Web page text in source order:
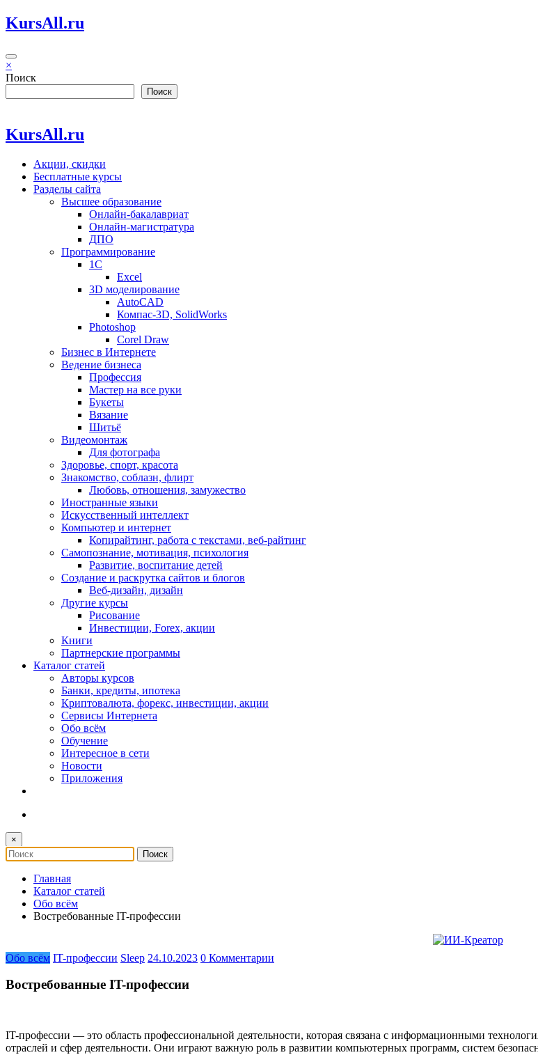
Перейти
к
KursAll.ru
×
Поиск
Поиск
KursAll.ru
Акции, скидки
Бесплатные курсы
Разделы сайта
Высшее образование
Онлайн-бакалавриат
Онлайн-магистратура
ДПО
Программирование
1С
Excel
3D моделирование
AutoCAD
Компас-3D, SolidWorks
Photoshop
Corel Draw
Бизнес в Интернете
Ведение бизнеса
Профессия
Мастер на все руки
Букеты
Вязание
Шитьё
Видеомонтаж
Для фотографа
Здоровье, спорт, красота
Знакомство, соблазн, флирт
Любовь, отношения, замужество
Иностранные языки
Искусственный интеллект
Компьютер и интернет
Копирайтинг, работа с текстами, веб-райтинг
Самопознание, мотивация, психология
Развитие, воспитание детей
Создание и раскрутка сайтов и блогов
Веб-дизайн, дизайн
Другие курсы
Рисование
Инвестиции, Forex, акции
Книги
Партнерские программы
Каталог статей
Авторы курсов
Банки, кредиты, ипотека
Криптовалюта, форекс, инвестиции, акции
Сервисы Интернета
Обо всём
Обучение
Интересное в сети
Новости
Приложения
×
Главная
Каталог статей
Обо всём
Востребованные IT-профессии
Обо всём IT-профессии Sleep 24.10.2023 0 Комментарии
Востребованные IT-профессии
IT-профессии — это область профессиональной деятельности, которая связана с информационными
отраслей и сфер деятельности. Они играют важную роль в развитии компьютерных программ, систем